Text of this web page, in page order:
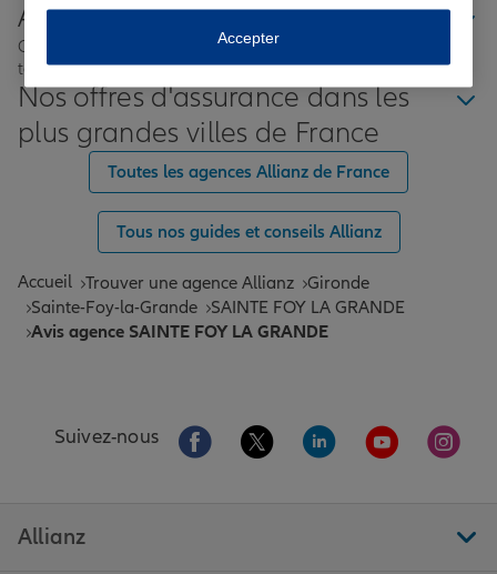
Allianz proche de chez vous
Où que vous soyez en France, nos agences Allianz sont
toujours près de chez vous.
Nos offres d'assurance dans les
plus grandes villes de France
Toutes les agences Allianz de France
Tous nos guides et conseils Allianz
Accueil Trouver une agence Allianz Gironde
Sainte-Foy-la-Grande
SAINTE FOY LA GRANDE
Avis agence SAINTE FOY LA GRANDE
Suivez-nous Aller sur la page Facebook de Allianz
Aller sur la page Twitter de
Aller sur la page
Aller sur la
Aller
Allianz
Accepter